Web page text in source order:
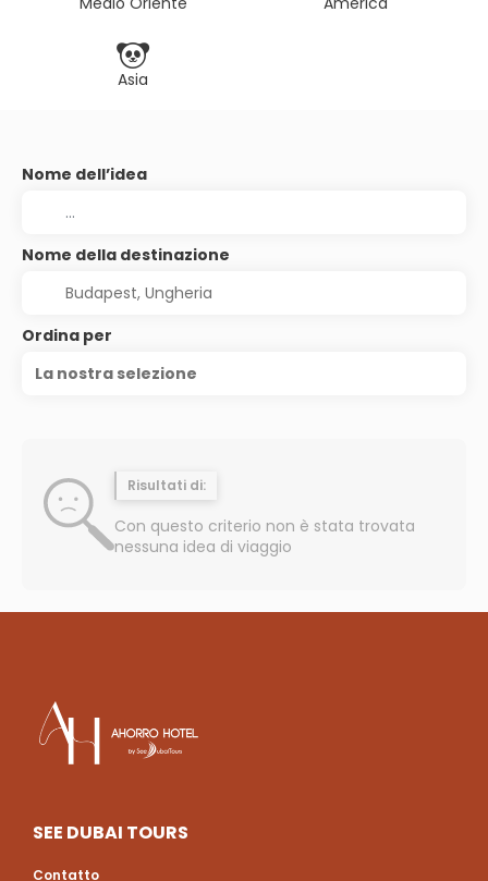
Asia
Nome dell’idea
Nome della destinazione
Ordina per
La nostra selezione
Risultati di:
Con questo criterio non è stata trovata
nessuna idea di viaggio
SEE DUBAI TOURS
Contatto